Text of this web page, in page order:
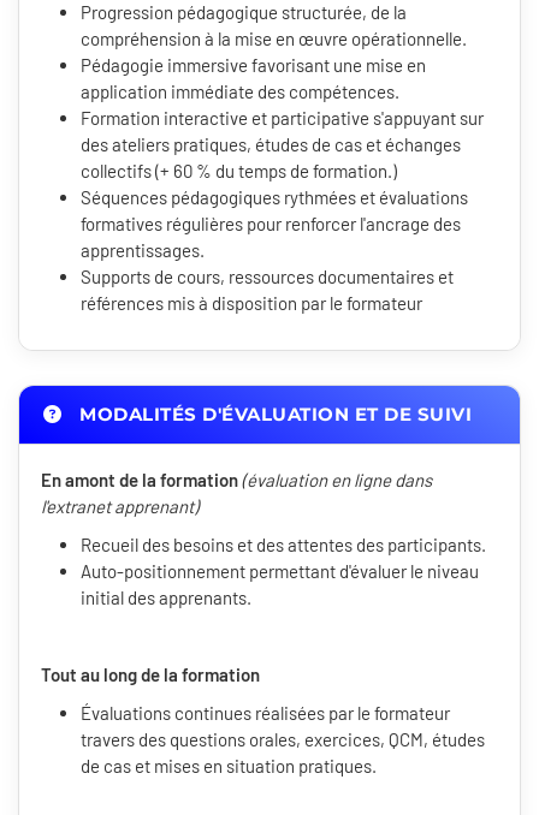
Progression pédagogique structurée, de la
compréhension à la mise en œuvre opérationnelle.
Pédagogie immersive favorisant une mise en
application immédiate des compétences.
Formation interactive et participative s'appuyant sur
des ateliers pratiques, études de cas et échanges
collectifs (+ 60 % du temps de formation.)
Séquences pédagogiques rythmées et évaluations
formatives régulières pour renforcer l'ancrage des
apprentissages.
Supports de cours, ressources documentaires et
références mis à disposition par le formateur
MODALITÉS D'ÉVALUATION ET DE SUIVI
En amont de la formation(évaluation en ligne dans
l'extranet apprenant)
Recueil des besoins et des attentes des participants.
Auto-positionnement permettant d'évaluer le niveau
initial des apprenants.
Tout au long de la formation
Évaluations continues réalisées par le formateur
travers des questions orales, exercices, QCM, études
de cas et mises en situation pratiques.